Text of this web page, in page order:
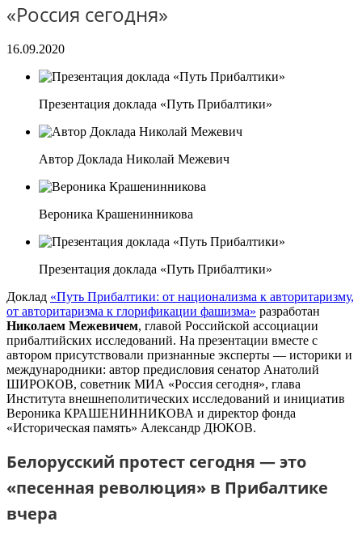
«Россия сегодня»
16.09.2020
Презентация доклада «Путь Прибалтики»
Автор Доклада Николай Межевич
Вероника Крашенинникова
Презентация доклада «Путь Прибалтики»
Доклад «Путь Прибалтики: от национализма к авторитаризму,
от авторитаризма к глорификации фашизма» разработан
Николаем Межевичем, главой Российской ассоциации
прибалтийских исследований. На презентации вместе с
автором присутствовали признанные эксперты — историки и
международники: автор предисловия сенатор Анатолий
ШИРОКОВ, советник МИА «Россия сегодня», глава
Института внешнеполитических исследований и инициатив
Вероника КРАШЕНИННИКОВА и директор фонда
«Историческая память» Александр ДЮКОВ.
Белорусский протест сегодня — это
«песенная революция» в Прибалтике
вчера